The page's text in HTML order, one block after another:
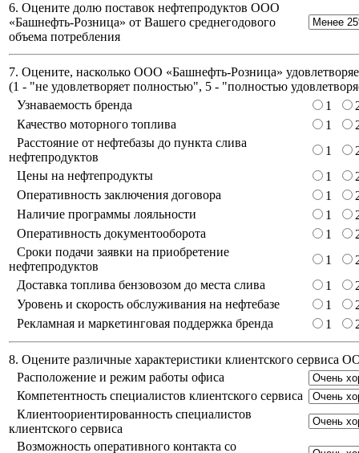
6. Оцените долю поставок нефтепродуктов ООО
«Башнефть-Розница» от Вашего среднегодового
объема потребления
7. Оцените, насколько ООО «Башнефть-Розница»
(1 - "не удовлетворяет полностью", 5 - "полностью
Узнаваемость бренда
1
Качество моторного топлива
1
Расстояние от нефтебазы до пункта слива
нефтепродуктов
1
Цены на нефтепродукты
1
Оперативность заключения договора
1
Наличие программы лояльности
1
Оперативность документооборота
1
Сроки подачи заявки на приобретение
нефтепродуктов
1
Доставка топлива бензовозом до места слива
1
Уровень и скорость обслуживания на нефтебазе
1
Рекламная и маркетинговая поддержка бренда
1
8. Оцените различные характеристики клиентского сервиса
Расположение и режим работы офиса
Компетентность специалистов клиентского сервиса
Клиентоориентированность специалистов
клиентского сервиса
Возможность оперативного контакта со